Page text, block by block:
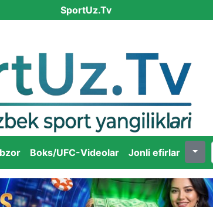
SportUz.Tv
Boks/UFC-Videolar Jonli efirlar